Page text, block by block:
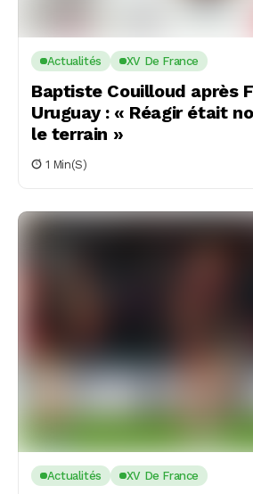
Actualités XV De France
Baptiste Couilloud après
Uruguay : « Réagir était
le terrain »
1 Min(s)
Actualités XV De France